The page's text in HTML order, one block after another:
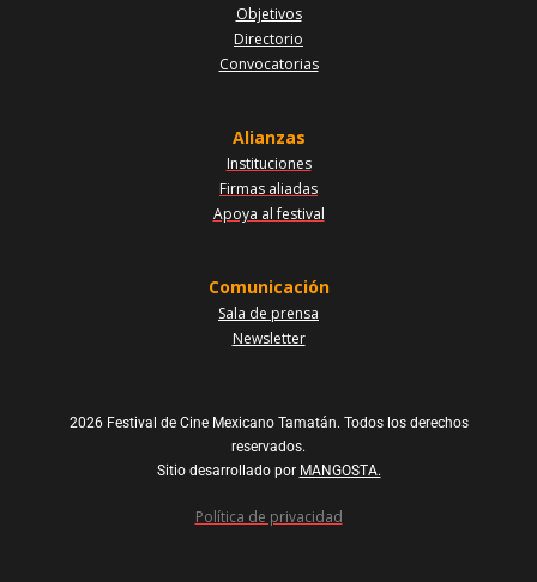
Objetivos
Directorio
Convocatorias
Alianzas
Instituciones
Firmas aliadas
Apoya al festival
Comunicación
Sala de prensa
Newsletter
2026 Festival de Cine Mexicano Tamatán. Todos los derechos
reservados.
Sitio desarrollado por MANGOSTA.
Política de privacidad